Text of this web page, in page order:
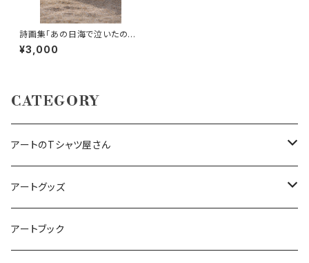
詩画集「あの日海で泣いたのは」
｜限定制作・サイン＆シリアル番
号入り｜オンライン限定ポスト
¥3,000
CATEGORY
アートのTシャツ屋さん
ビッグシルエットロングスリーブ Tシャツ
犬アート（BostonterrierArt）
Tシャツ
アートグッズ
アートキーホルダー
アートブック